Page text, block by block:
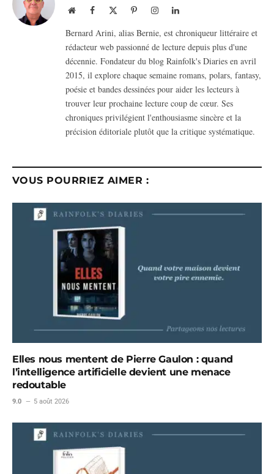
WebsiteFacebook PinterestInstagramLinkedIn
Bernard Arini, alias Bernie, est chroniqueur littéraire et
rédacteur web passionné de lecture depuis plus d'une
décennie. Fondateur du blog Rainfolk's Diaries en avril
2015, il explore chaque semaine romans, polars, fantasy,
poésie et bandes dessinées pour aider les lecteurs à
trouver leur prochaine lecture coup de cœur. Ses
chroniques privilégient l'enthousiasme sincère et la
précision éditoriale plutôt que la critique systématique.
VOUS POURRIEZ AIMER :
Elles nous mentent de Pierre Gaulon : quand
l’intelligence artificielle devient une menace
redoutable
9.0 5 août 2026